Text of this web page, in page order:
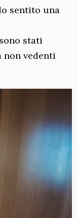
sentito una
stati
vedenti